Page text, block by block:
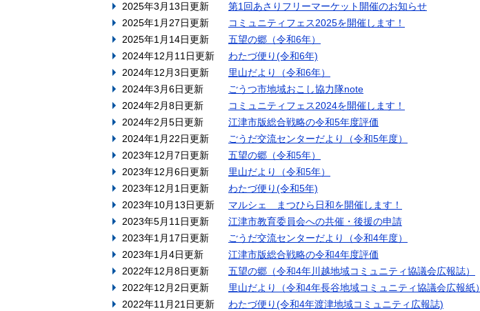
2025年3月13日更新
第1回あさりフリーマーケット開催のお知らせ
2025年1月27日更新
コミュニティフェス2025を開催します！
2025年1月14日更新
五望の郷（令和6年）
2024年12月11日更新
わたづ便り(令和6年)
2024年12月3日更新
里山だより（令和6年）
2024年3月6日更新
ごうつ市地域おこし協力隊note
2024年2月8日更新
コミュニティフェス2024を開催します！
2024年2月5日更新
江津市版総合戦略の令和5年度評価
2024年1月22日更新
ごうだ交流センターだより（令和5年度）
2023年12月7日更新
五望の郷（令和5年）
2023年12月6日更新
里山だより（令和5年）
2023年12月1日更新
わたづ便り(令和5年)
2023年10月13日更新
マルシェ まつひら日和を開催します！
2023年5月11日更新
江津市教育委員会への共催・後援の申請
2023年1月17日更新
ごうだ交流センターだより（令和4年度）
2023年1月4日更新
江津市版総合戦略の令和4年度評価
2022年12月8日更新
五望の郷（令和4年川越地域コミュニティ協議会広報誌）
2022年12月2日更新
里山だより（令和4年長谷地域コミュニティ協議会広報紙）
2022年11月21日更新
わたづ便り(令和4年渡津地域コミュニティ広報誌)